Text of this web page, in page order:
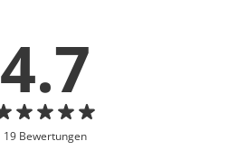
4.7
19 Bewertungen